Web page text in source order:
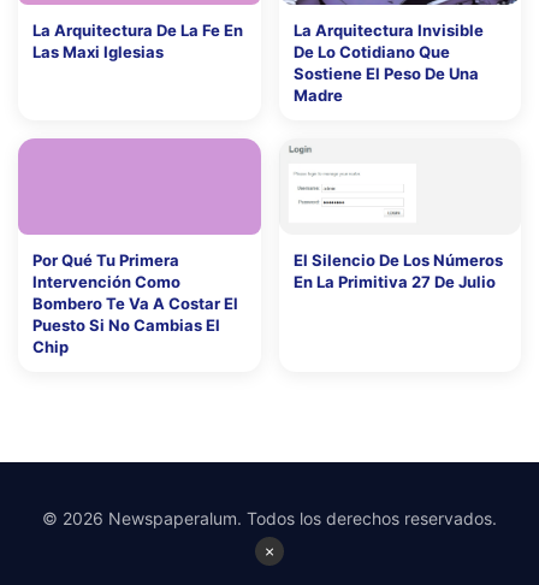
La Arquitectura De La Fe En
Las Maxi Iglesias
La Arquitectura Invisible
De Lo Cotidiano Que
Sostiene El Peso De Una
Madre
Por Qué Tu Primera
Intervención Como
Bombero Te Va A Costar El
Puesto Si No Cambias El
Chip
El Silencio De Los Números
En La Primitiva 27 De Julio
×
© 2026 Newspaperalum. Todos los derechos reservados.